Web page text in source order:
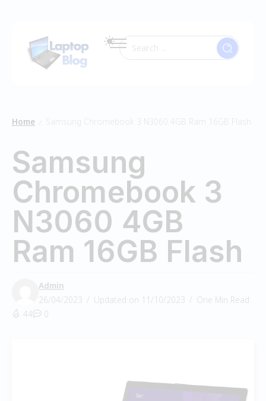
Home Samsung Chromebook 3 N3060 4GB Ram 16GB Flash
Samsung
Chromebook 3
N3060 4GB
Ram 16GB Flash
Admin
26/04/2023
Updated on 11/10/2023
One Min Read
44
0